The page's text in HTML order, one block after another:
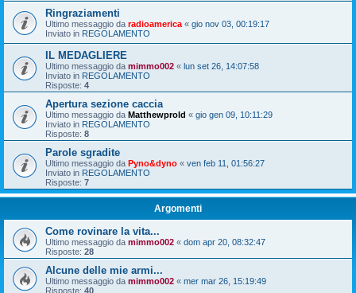
Ringraziamenti
Ultimo messaggio da radioamerica « gio nov 03, 00:19:17
Inviato in REGOLAMENTO
IL MEDAGLIERE
Ultimo messaggio da mimmo002 « lun set 26, 14:07:58
Inviato in REGOLAMENTO
Risposte: 4
Apertura sezione caccia
Ultimo messaggio da Matthewprold « gio gen 09, 10:11:29
Inviato in REGOLAMENTO
Risposte: 8
Parole sgradite
Ultimo messaggio da Pyno&dyno « ven feb 11, 01:56:27
Inviato in REGOLAMENTO
Risposte: 7
Argomenti
Come rovinare la vita...
Ultimo messaggio da mimmo002 « dom apr 20, 08:32:47
Risposte: 28
Alcune delle mie armi...
Ultimo messaggio da mimmo002 « mer mar 26, 15:19:49
Risposte: 40